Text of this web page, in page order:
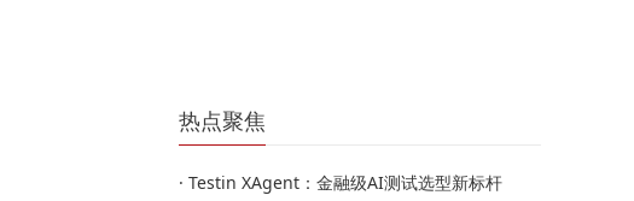
热点聚焦
· Testin XAgent：金融级AI测试选型新标杆